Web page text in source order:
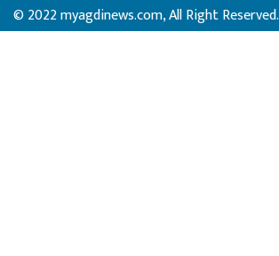
© 2022 myagdinews.com, All Right Reserved.